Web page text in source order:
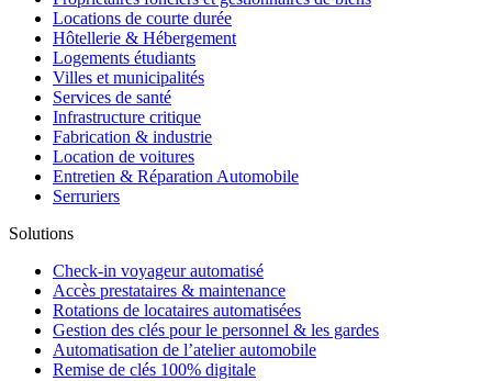
Locations de courte durée
Hôtellerie & Hébergement
Logements étudiants
Villes et municipalités
Services de santé
Infrastructure critique
Fabrication & industrie
Location de voitures
Entretien & Réparation Automobile
Serruriers
Solutions
Check-in voyageur automatisé
Accès prestataires & maintenance
Rotations de locataires automatisées
Gestion des clés pour le personnel & les gardes
Automatisation de l’atelier automobile
Remise de clés 100% digitale